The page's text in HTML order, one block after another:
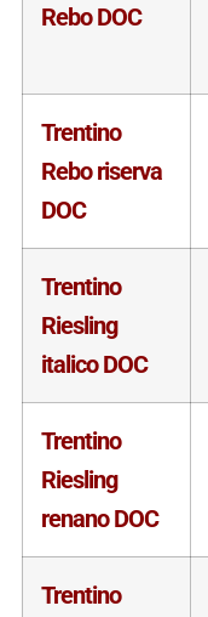
Rebo DOC
Trentino
Rebo riserva
DOC
Trentino
Riesling
italico DOC
Trentino
Riesling
renano DOC
Trentino